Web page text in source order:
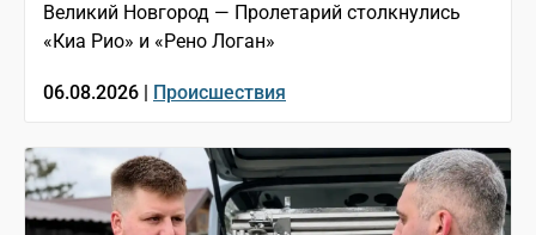
Великий Новгород — Пролетарий столкнулись
«Киа Рио» и «Рено Логан»
06.08.2026 | Происшествия